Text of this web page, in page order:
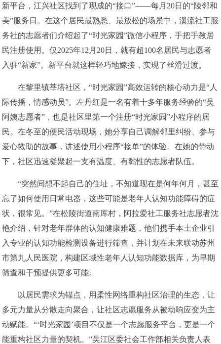
新平台，江兴社区找到了现成的“接口”——每月20日的“陵邻和
美”服务日。在这个居民最熟悉、最放松的场景中，溪流社工服
务社的志愿者们介绍起了“时光家园”微信小程序，手把手教居
民注册使用。仅2025年12月20日，就有超100名居民与志愿者
入驻“新家”。新平台就这样轻巧地嫁接，实现了丝滑过渡。
在黎里镇莘塔社区，“时光家园”高效运转的核心动力是“人
际传播，情感动员”。左丹红是一名有着十多年服务经验的“吴
阿姨志愿者”，也是社区里第一个注册“时光家园”小程序的居
民。在冬至的便民活动现场，她分享自己调解邻里纠纷、参与
爱心救助的故事，讲述使用小程序“接单”的体验。在她的带动
下，社区迅速凝聚起一支有温度、有黏性的志愿者队伍。
“突然间想不起自己的住址，不知道现在是何年何月，甚至
忘了如何使用日常电器，这些可能是老年人认知功能障碍的症
状，很常见。”在松陵街道南厍村，阿拉爱社工服务社志愿者沈
艳介绍，针对老年群体的认知健康难题，他们携手本土企业引
入专业的认知功能检测设备进行筛查，并计划在未来联动苏州
市第九人民医院，构建区域性老年人认知功能数据库，为早期
筛查和干预提供更多可能。
以居民需求为锚点，用柔性网络重构社区治理的生态，让
多元力量从分散走向聚合，让社区志愿服务从被动响应变为主
动赋能。“‘时光家园’项目不仅是一个志愿服务平台，更是一个
能重构社区力量的契机。”吴江区委社会工作部相关负责人表